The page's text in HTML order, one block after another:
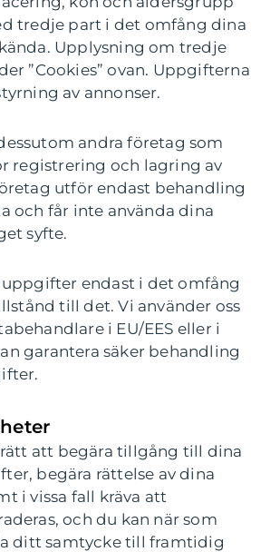
tredje part i det omfång dina
Upplysning om tredje
”Cookies” ovan. Uppgifterna
av annonser.
andra företag som
registrering och lagring av
utför endast behandling
och får inte använda dina
syfte.
endast i det omfång
till det. Vi använder oss
i EU/EES eller i
garantera säker behandling
att begära tillgång till dina
begära rättelse av dina
i vissa fall kräva att
och du kan när som
ditt samtycke till framtidig